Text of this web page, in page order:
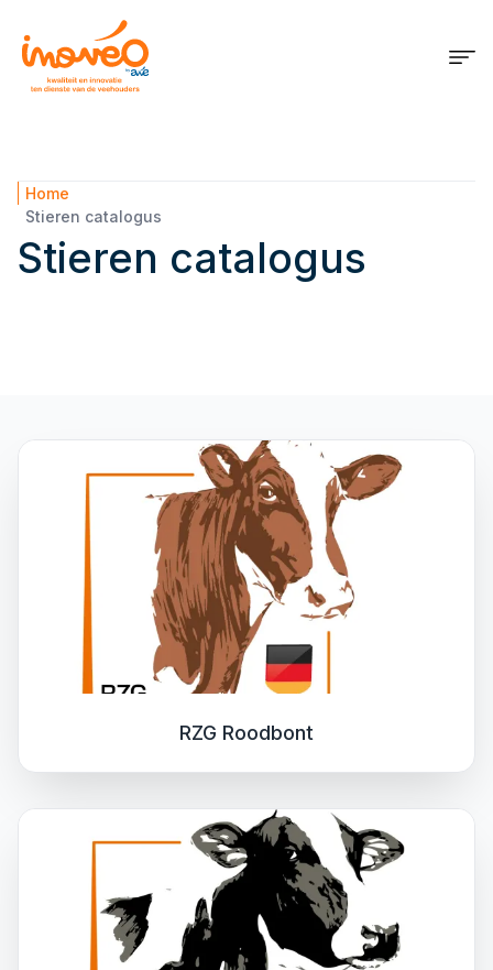
Home
Stieren catalogus
Stieren catalogus
RZG Roodbont